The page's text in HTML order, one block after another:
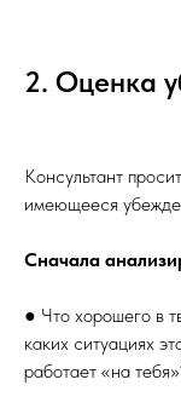
2. Оценка
Консультант
имеющееся
Сначала
● Что хорошего в
каких ситуациях
работает «на